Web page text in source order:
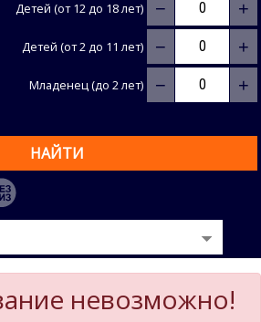
Детей (от 12 до 18 лет) − +
Детей (от 2 до 11 лет) − +
Младенец (до 2 лет) − +
НАЙТИ
невозможно!